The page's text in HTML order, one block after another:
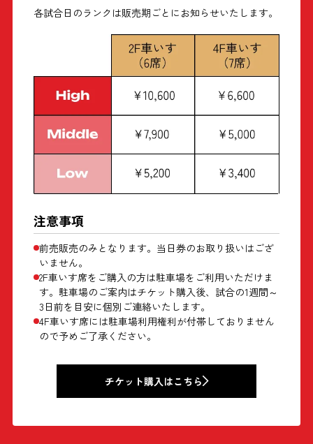
各試合日のランクは販売期ごとにお知らせいたします。
注意事項
前売販売のみとなります。当日券のお取り扱いはござ
いません。
2F車いす席をご購入の方は駐車場をご利用いただけま
す。駐車場のご案内はチケット購入後、試合の1週間～
3日前を目安に個別ご連絡いたします。
4F車いす席には駐車場利用権利が付帯しておりません
ので予めご了承ください。
チケット購入はこちら